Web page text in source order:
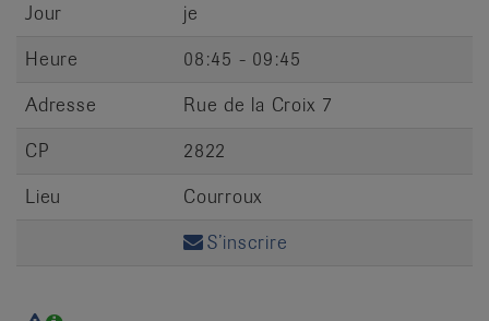
Jour
je
Heure
08:45 - 09:45
Adresse
Rue de la Croix 7
CP
2822
Lieu
Courroux
S’inscrire